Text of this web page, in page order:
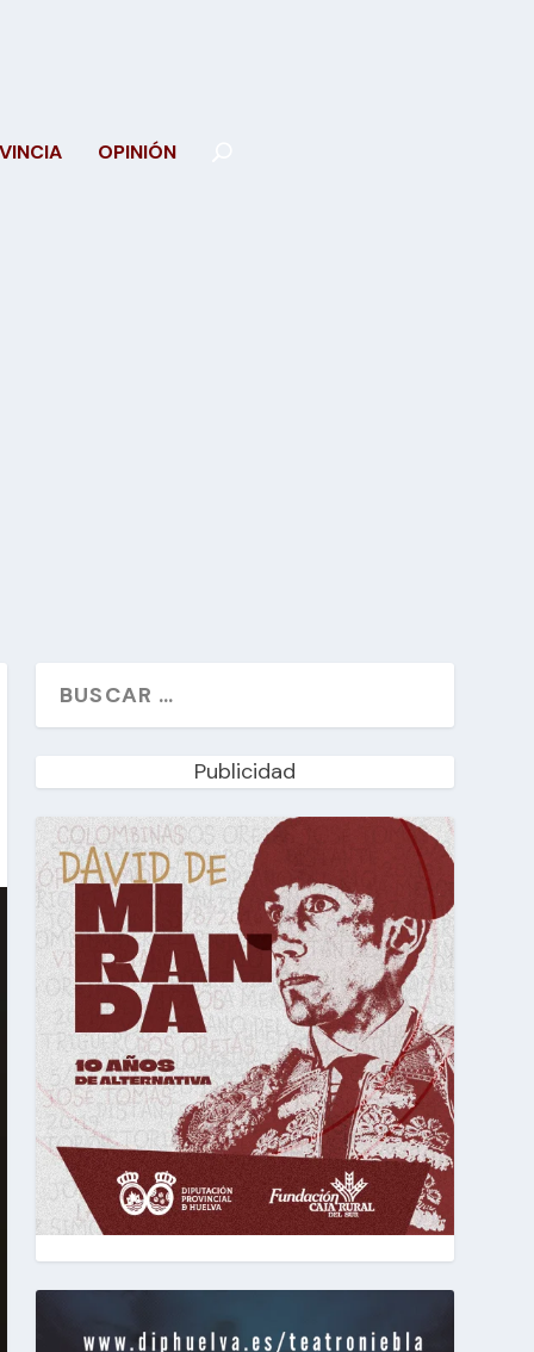
OPINIÓN
Publicidad